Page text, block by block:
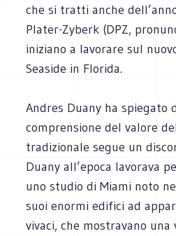
che si tratti anche
Plater-Zyberk (DPZ,
iniziano a lavorare sul
Seaside in Florida.
Andres Duany ha spiegato
comprensione del valore
tradizionale segue un
Duany all’epoca lavorava
uno studio di Miami noto
suoi enormi edifici ad
vivaci, che mostravano una